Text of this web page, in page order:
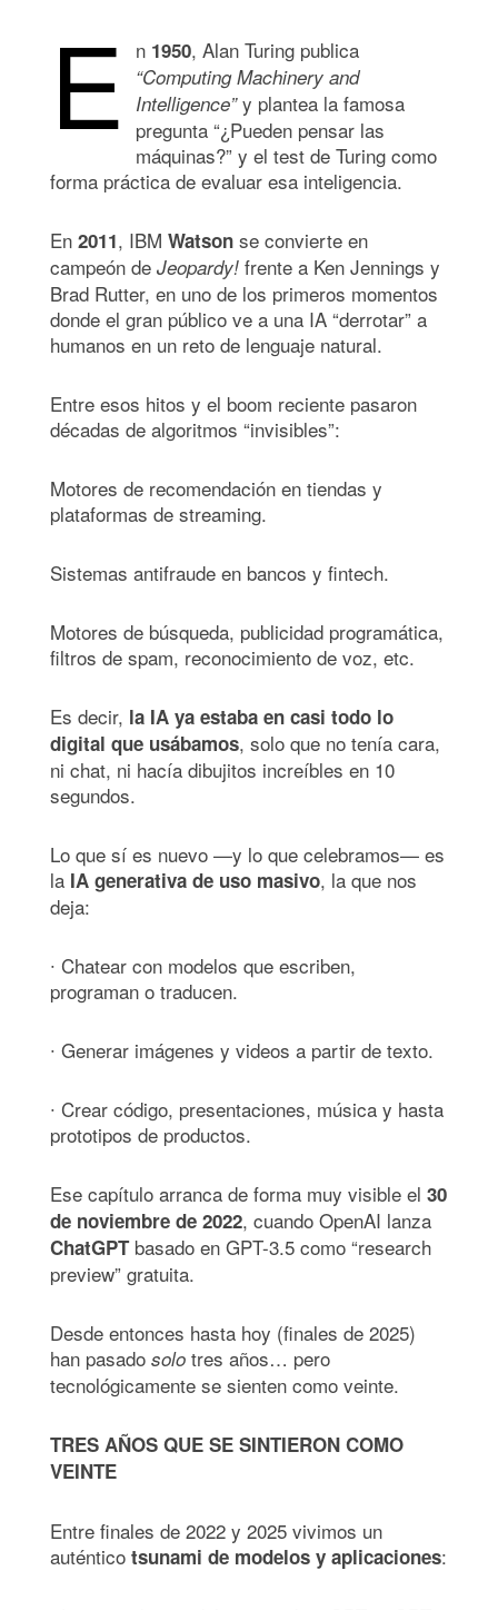
E n 1950, Alan Turing publica
“Computing Machinery and
Intelligence”y plantea la famosa
pregunta “¿Pueden pensar las
máquinas?” y el test de Turing como
forma práctica de evaluar esa inteligencia.
En 2011, IBM Watson se convierte en
campeón de Jeopardy! frente a Ken Jennings y
Brad Rutter, en uno de los primeros momentos
donde el gran público ve a una IA “derrotar” a
humanos en un reto de lenguaje natural.
Entre esos hitos y el boom reciente pasaron
décadas de algoritmos “invisibles”:
Motores de recomendación en tiendas y
plataformas de streaming.
Sistemas antifraude en bancos y fintech.
Motores de búsqueda, publicidad programática,
filtros de spam, reconocimiento de voz, etc.
Es decir, la IA ya estaba en casi todo lo
digital que usábamos, solo que no tenía cara,
ni chat, ni hacía dibujitos increíbles en 10
segundos.
Lo que sí es nuevo —y lo que celebramos— es
la IA generativa de uso masivo, la que nos
deja:
∙ Chatear con modelos que escriben,
programan o traducen.
∙ Generar imágenes y videos a partir de texto.
∙ Crear código, presentaciones, música y hasta
prototipos de productos.
Ese capítulo arranca de forma muy visible el 30
de noviembre de 2022, cuando OpenAI lanza
ChatGPTbasado en GPT-3.5 como “research
preview” gratuita.
Desde entonces hasta hoy (finales de 2025)
han pasado solo tres años… pero
tecnológicamente se sienten como veinte.
TRES AÑOS QUE SE SINTIERON COMO
VEINTE
Entre finales de 2022 y 2025 vivimos un
auténtico tsunami de modelos y aplicaciones: